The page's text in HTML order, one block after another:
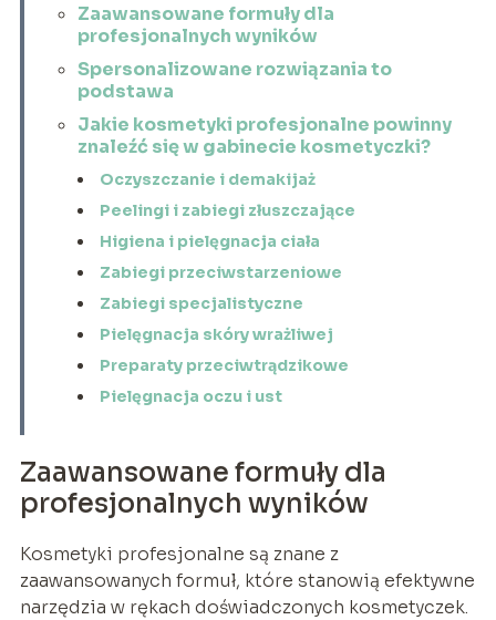
Zaawansowane formuły dla
profesjonalnych wyników
Spersonalizowane rozwiązania to
podstawa
Jakie kosmetyki profesjonalne powinny
znaleźć się w gabinecie kosmetyczki?
Oczyszczanie i demakijaż
Peelingi i zabiegi złuszczające
Higiena i pielęgnacja ciała
Zabiegi przeciwstarzeniowe
Zabiegi specjalistyczne
Pielęgnacja skóry wrażliwej
Preparaty przeciwtrądzikowe
Pielęgnacja oczu i ust
Zaawansowane formuły dla
profesjonalnych wyników
Kosmetyki profesjonalne są znane z
zaawansowanych formuł, które stanowią efektywne
narzędzia w rękach doświadczonych kosmetyczek.